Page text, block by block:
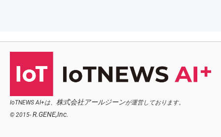
IoTNEWS AI+は、 株式会社アールジーンが運営しております。
© 2015- R.GENE,Inc.